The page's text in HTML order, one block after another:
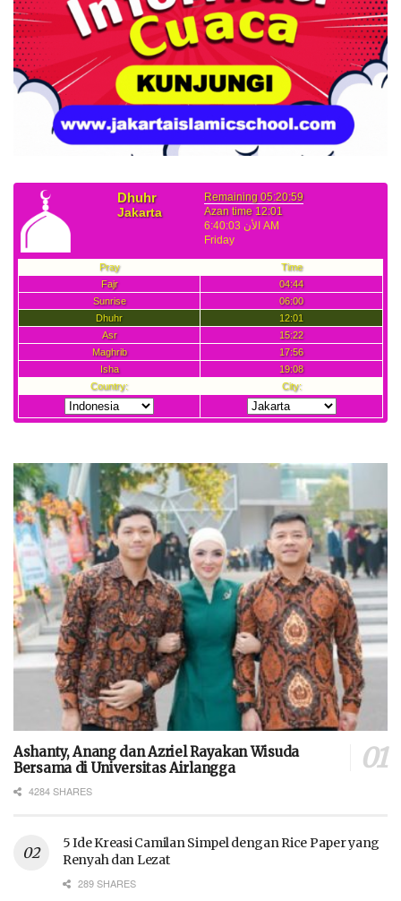
Ashanty, Anang dan Azriel Rayakan Wisuda
Bersama di Universitas Airlangga
4284 SHARES
5 Ide Kreasi Camilan Simpel dengan Rice Paper yang
Renyah dan Lezat
289 SHARES